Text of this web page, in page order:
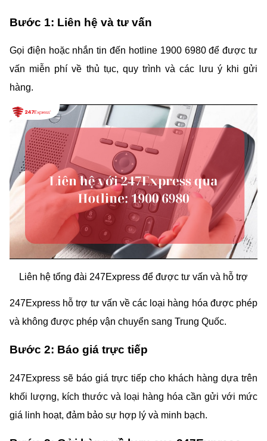
Bước 1: Liên hệ và tư vấn
Gọi điện hoặc nhắn tin đến hotline 1900 6980 để được tư
vấn miễn phí về thủ tục, quy trình và các lưu ý khi gửi
hàng.
Liên hệ tổng đài 247Express để được tư vấn và hỗ trợ
247Express hỗ trợ tư vấn về các loại hàng hóa được phép
và không được phép vận chuyển sang Trung Quốc.
Bước 2: Báo giá trực tiếp
247Express sẽ báo giá trực tiếp cho khách hàng dựa trên
khối lượng, kích thước và loại hàng hóa cần gửi với mức
giá linh hoạt, đảm bảo sự hợp lý và minh bạch.